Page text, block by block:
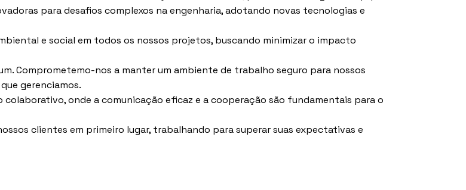
para desafios complexos na engenharia, adotando novas tecnologias e
e social em todos os nossos projetos, buscando minimizar o impacto
Comprometemo-nos a manter um ambiente de trabalho seguro para nossos
gerenciamos.
onde a comunicação eficaz e a cooperação são fundamentais para o
clientes em primeiro lugar, trabalhando para superar suas expectativas e